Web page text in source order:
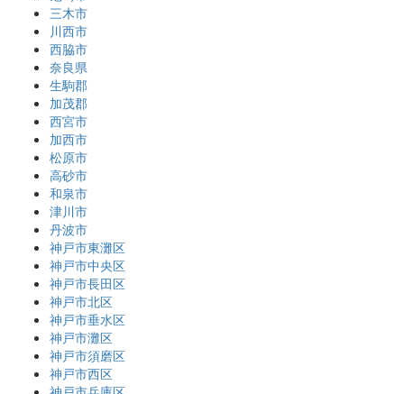
三木市
川西市
西脇市
奈良県
生駒郡
加茂郡
西宮市
加西市
松原市
高砂市
和泉市
津川市
丹波市
神戸市東灘区
神戸市中央区
神戸市長田区
神戸市北区
神戸市垂水区
神戸市灘区
神戸市須磨区
神戸市西区